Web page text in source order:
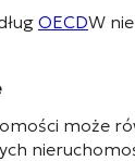
OECDW
może